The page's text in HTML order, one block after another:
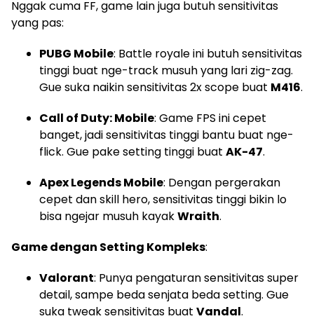
Nggak cuma FF, game lain juga butuh sensitivitas
yang pas:
PUBG Mobile: Battle royale ini butuh sensitivitas
tinggi buat nge-track musuh yang lari zig-zag.
Gue suka naikin sensitivitas 2x scope buat M416.
Call of Duty: Mobile: Game FPS ini cepet
banget, jadi sensitivitas tinggi bantu buat nge-
flick. Gue pake setting tinggi buat AK-47.
Apex Legends Mobile: Dengan pergerakan
cepet dan skill hero, sensitivitas tinggi bikin lo
bisa ngejar musuh kayakWraith.
Game dengan Setting Kompleks:
Valorant: Punya pengaturan sensitivitas super
detail, sampe beda senjata beda setting. Gue
suka tweak sensitivitas buat Vandal.